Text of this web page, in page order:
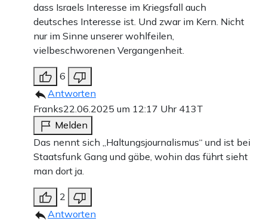
dass Israels Interesse im Kriegsfall auch
deutsches Interesse ist. Und zwar im Kern. Nicht
nur im Sinne unserer wohlfeilen,
vielbeschworenen Vergangenheit.
6
Antworten
Franks22.06.2025 um 12:17 Uhr 413T
Melden
Das nennt sich „Haltungsjournalismus“ und ist bei
Staatsfunk Gang und gäbe, wohin das führt sieht
man dort ja.
2
Antworten